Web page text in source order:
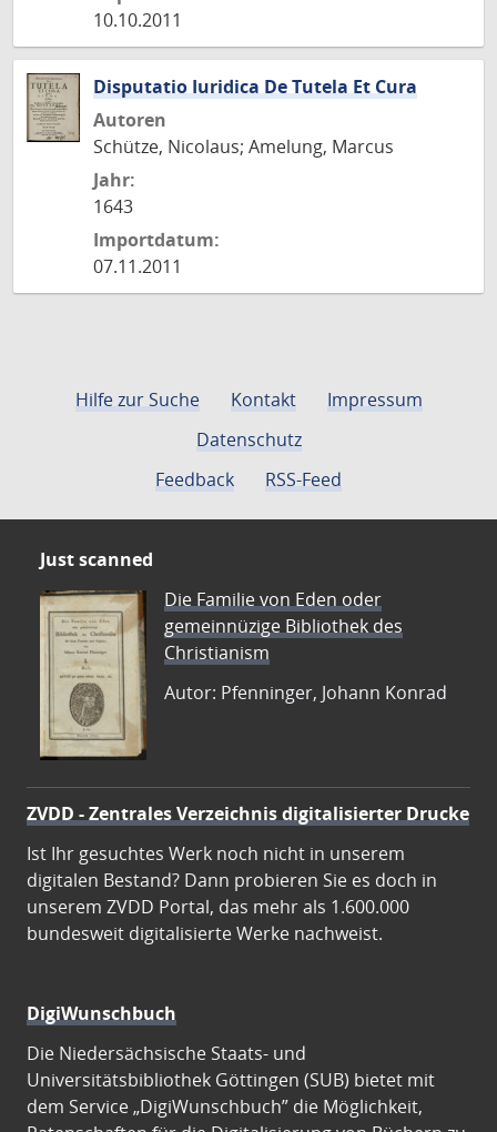
10.10.2011
Disputatio Iuridica De Tutela Et Cura
Autoren
Schütze, Nicolaus; Amelung, Marcus
Jahr:
1643
Importdatum:
07.11.2011
Hilfe zur Suche Kontakt
Impressum
Datenschutz
Feedback
RSS-Feed
Just scanned
Die Familie von Eden oder
gemeinnüzige Bibliothek des
Christianism
Autor: Pfenninger, Johann Konrad
ZVDD - Zentrales Verzeichnis digitalisierter Drucke
Ist Ihr gesuchtes Werk noch nicht in unserem
digitalen Bestand? Dann probieren Sie es doch in
unserem ZVDD Portal, das mehr als 1.600.000
bundesweit digitalisierte Werke nachweist.
DigiWunschbuch
Die Niedersächsische Staats- und
Universitätsbibliothek Göttingen (SUB) bietet mit
dem Service „DigiWunschbuch” die Möglichkeit,